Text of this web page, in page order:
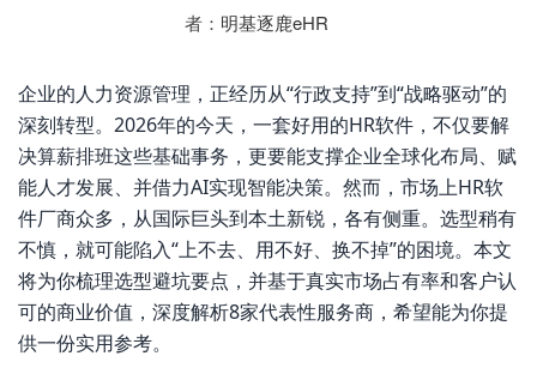
者： 明基逐鹿eHR
企业的人力资源管理，正经历从“行政支持”到“战略驱动”的
深刻转型。2026年的今天，一套好用的HR软件，不仅要解
决算薪排班这些基础事务，更要能支撑企业全球化布局、赋
能人才发展、并借力AI实现智能决策。然而，市场上HR软
件厂商众多，从国际巨头到本土新锐，各有侧重。选型稍有
不慎，就可能陷入“上不去、用不好、换不掉”的困境。本文
将为你梳理选型避坑要点，并基于真实市场占有率和客户认
可的商业价值，深度解析8家代表性服务商，希望能为你提
供一份实用参考。